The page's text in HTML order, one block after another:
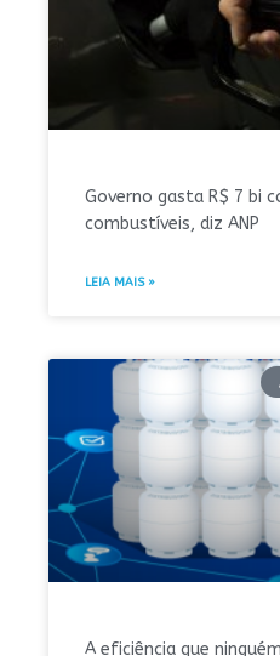
Governo gasta R$ 7 bi
combustíveis, diz ANP
LEIA MAIS »
A eficiência que